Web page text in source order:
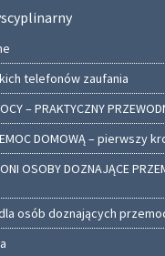
telefonów zaufania
– PRAKTYCZNY
DOMOWĄ – pierwszy
OSOBY DOZNAJĄCE
osób doznających